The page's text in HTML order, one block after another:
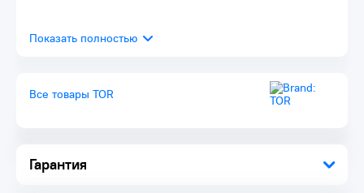
Гарантия
Все товары TOR